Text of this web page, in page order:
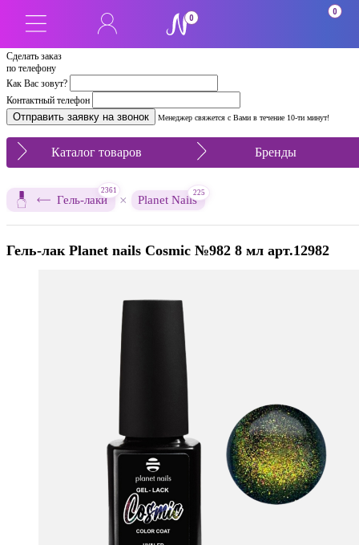
Сделать заказ
по телефону
Как Вас зовут?
Контактный телефон
Менеджер свяжется с Вами в течение 10-ти минут!
0
0
Каталог товаров Бренды
Гель-лаки
2361
× Planet Nails
225
Гель-лак Planet nails Cosmic №982 8 мл арт.12982